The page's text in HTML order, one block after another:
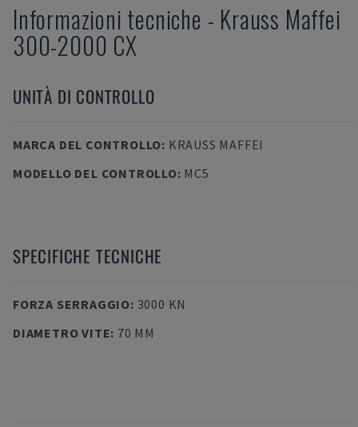
Informazioni tecniche - Krauss Maffei
300-2000 CX
UNITÀ DI CONTROLLO
MARCA DEL CONTROLLO: KRAUSS MAFFEI
MODELLO DEL CONTROLLO: MC5
SPECIFICHE TECNICHE
FORZA SERRAGGIO: 3000 KN
DIAMETRO VITE: 70 MM